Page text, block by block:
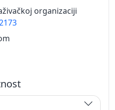
organizaciji